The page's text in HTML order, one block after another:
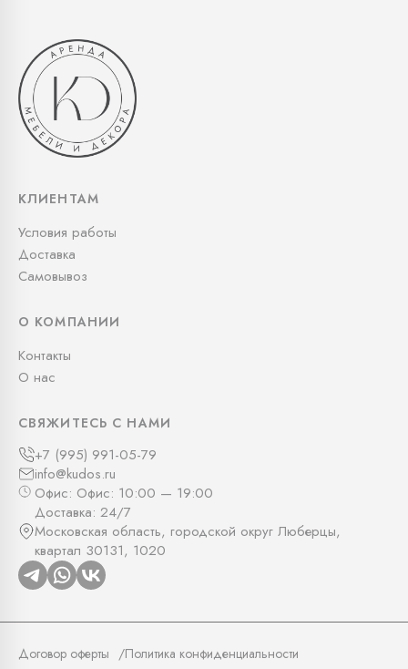
КЛИЕНТАМ
Условия работы
Доставка
Самовывоз
О КОМПАНИИ
Контакты
О нас
СВЯЖИТЕСЬ С НАМИ
+7 (995) 991-05-79
info@kudos.ru
Офис: Офис: 10:00 — 19:00
Доставка: 24/7
Московская область, городской округ Люберцы,
квартал 30131, 1020
Договор оферты Политика конфиденциальности